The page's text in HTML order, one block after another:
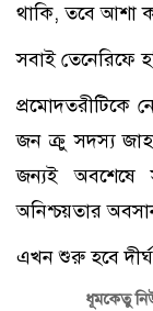
থাকি, তবে আশা
সবাই তেনেরিফে
প্রমোদতরীটিকে
জন ক্রু সদস্য
জন্যই অবশেষে
অনিশ্চয়তার
এখন শুরু হবে
ধূমকেতু